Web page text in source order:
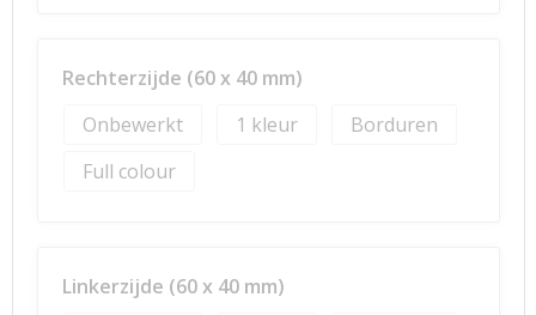
Rechterzijde (60 x 40 mm)
Onbewerkt
1
Borduren
Full colour
Linkerzijde (60 x 40 mm)